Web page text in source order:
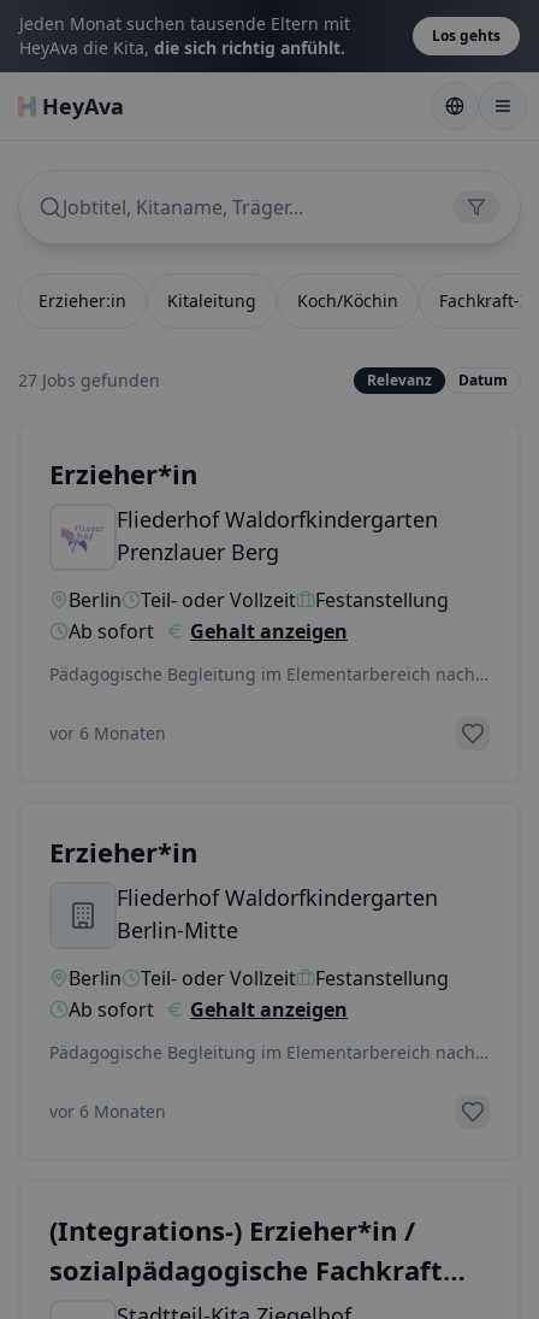
Jeden Monat suchen tausende Eltern mit
HeyAva die Kita, die sich richtig anfühlt.
Los gehts
HeyAva
Jobtitel, Kitaname, Träger...
Erzieher:in Kitaleitung Koch/Köchin Fachkraft-
27 Jobs gefunden Relevanz Datum
Erzieher*in
Fliederhof Waldorfkindergarten
Prenzlauer Berg
Berlin Teil- oder Vollzeit
Festanstellung
Ab sofort
Gehalt anzeigen
Pädagogische Begleitung im Elementarbereich nach
Reige ...
vor 6 Monaten
Erzieher*in
Fliederhof Waldorfkindergarten
Berlin-Mitte
Berlin Teil- oder Vollzeit
Festanstellung
Ab sofort
Gehalt anzeigen
Pädagogische Begleitung im Elementarbereich nach
Reige ...
vor 6 Monaten
(Integrations-) Erzieher*in /
sozialpädagogische Fachkraft
(w/m/d) Kita Spandau